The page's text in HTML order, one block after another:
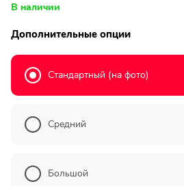
обл.
Прекрасный букет отличная
цена!
В наличии
Дополнительные опции
Стандартный (на фото)
Средний
Большой